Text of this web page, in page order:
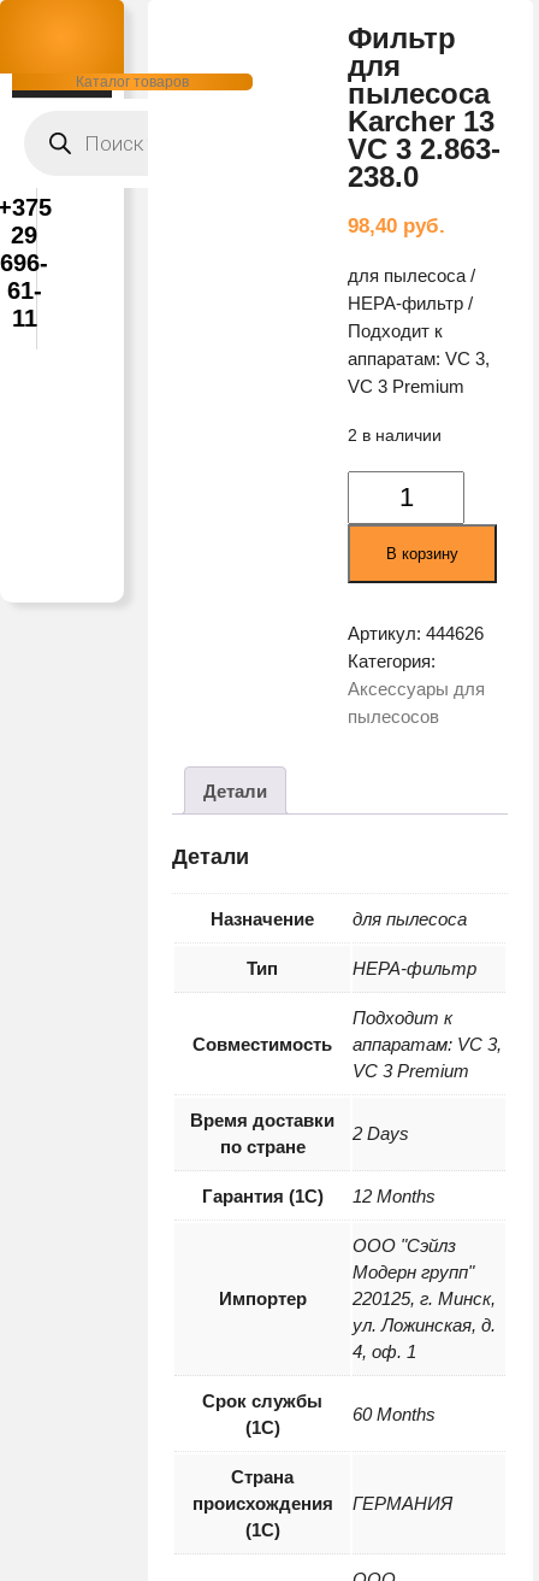
Каталог товаров
товаров
29
696-
61-
11
Фильтр
для
пылесоса
Karcher 13
VC 3 2.863-
238.0
98,40 руб.
для пылесоса /
HEPA-фильтр /
Подходит к
аппаратам: VC 3,
VC 3 Premium
2 в наличии
Количество
товара
Karcher
13
VC
В корзину
Артикул: 444626
Категория:
Аксессуары для
пылесосов
Детали
Детали
Назначение для пылесоса
Тип HEPA-фильтр
Совместимость
Подходит к
аппаратам: VC 3,
VC 3 Premium
Время доставки
по стране
2 Days
Гарантия (1С) 12 Months
Импортер
ООО "Сэйлз
Модерн групп"
220125, г. Минск,
ул. Ложинская, д.
4, оф. 1
Срок службы
(1С)
60 Months
Страна
происхождения
(1С)
ГЕРМАНИЯ